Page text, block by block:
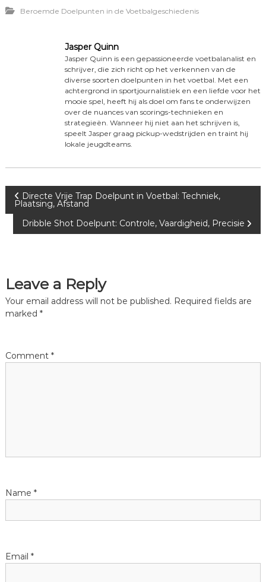
Beroemde Doelpunten in de Voetbalgeschiedenis
Jasper Quinn
Jasper Quinn is een gepassioneerde voetbalanalist en
schrijver, die zich richt op het verkennen van de
diverse soorten doelpunten in het voetbal. Met een
achtergrond in sportjournalistiek en een liefde voor het
mooie spel, heeft hij als doel om fans te onderwijzen
over de nuances van scorings-technieken en
strategieën. Wanneer hij niet aan het schrijven is,
speelt Jasper graag pickup-wedstrijden en traint hij
lokale jeugdteams.
P
t
n
v
i
o
Directe Vrije Trap Doelpunt in Voetbal: Techniek,
Plaatsing, Afstand
Dribble Shot Doelpunt: Controle, Vaardigheid, Precisie
Leave a Reply
Your email address will not be published. Required fields are
marked *
Comment *
Name *
Email *